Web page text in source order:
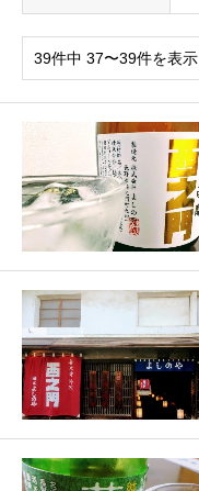
39件中 37〜39件を表示